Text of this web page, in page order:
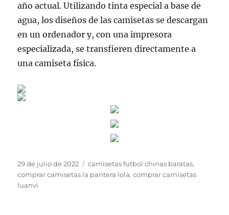
año actual. Utilizando tinta especial a base de
agua, los diseños de las camisetas se descargan
en un ordenador y, con una impresora
especializada, se transfieren directamente a
una camiseta física.
Publicado
el
29 de julio de 2022 Etiquetas
camisetas futbol chinas baratas,
comprar camisetas la pantera lola,comprar camisetas
luanvi